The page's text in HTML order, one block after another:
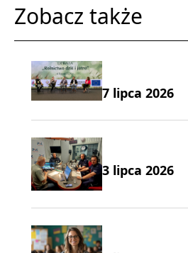
Zobacz także
7 lipca 2026
3 lipca 2026